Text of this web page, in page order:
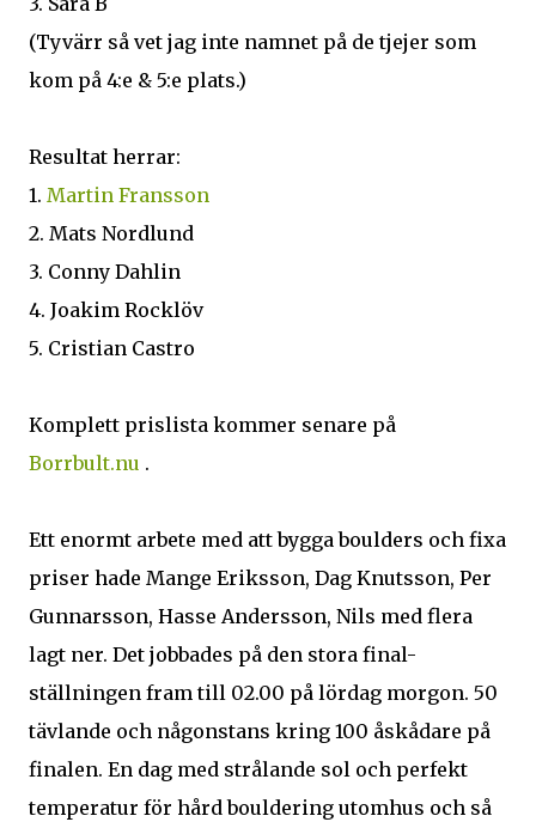
(Tyvärr så vet jag inte namnet på de tjejer som
kom på 4:e & 5:e plats.)
Resultat herrar:
1. Martin Fransson
2. Mats Nordlund
3. Conny Dahlin
4. Joakim Rocklöv
5. Cristian Castro
Komplett prislista kommer senare på
Borrbult.nu .
Ett enormt arbete med att bygga boulders och fixa
priser hade Mange Eriksson, Dag Knutsson, Per
Gunnarsson, Hasse Andersson, Nils med flera
lagt ner. Det jobbades på den stora final-
ställningen fram till 02.00 på lördag morgon. 50
tävlande och någonstans kring 100 åskådare på
finalen. En dag med strålande sol och perfekt
temperatur för hård bouldering utomhus och så